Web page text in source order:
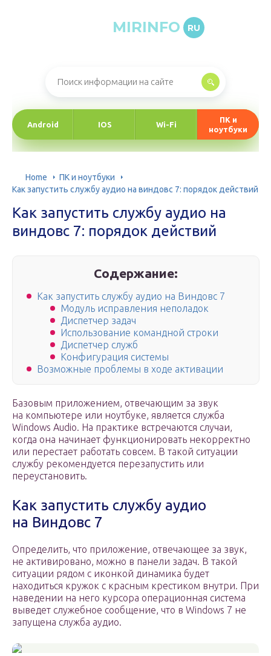
MIRINFO RU
Android IOS Wi-Fi
ПК и
ноутбуки
Home
ПК и ноутбуки
Как запустить службу аудио на виндовс 7: порядок действий
Как запустить службу аудио на
виндовс 7: порядок действий
Содержание:
Как запустить службу аудио на Виндовс 7
Модуль исправления неполадок
Диспетчер задач
Использование командной строки
Диспетчер служб
Конфигурация системы
Возможные проблемы в ходе активации
Базовым приложением, отвечающим за звук
на компьютере или ноутбуке, является служба
Windows Audio. На практике встречаются случаи,
когда она начинает функционировать некорректно
или перестает работать совсем. В такой ситуации
службу рекомендуется перезапустить или
переустановить.
Как запустить службу аудио
на Виндовс 7
Определить, что приложение, отвечающее за звук,
не активировано, можно в панели задач. В такой
ситуации рядом с иконкой динамика будет
находиться кружок с красным крестиком внутри. При
наведении на него курсора операционная система
выведет служебное сообщение, что в Windows 7 не
запущена служба аудио.